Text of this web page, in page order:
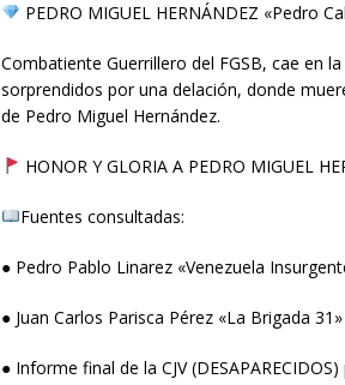
PEDRO MIGUEL HERNÁNDEZ «Pedro
Combatiente Guerrillero del FGSB, cae en
sorprendidos por una delación, donde
de Pedro Miguel Hernández.
HONOR Y GLORIA A PEDRO MIGUEL
Fuentes consultadas:
● Pedro Pablo Linarez «Venezuela
● Juan Carlos Parisca Pérez «La Brigada
● Informe final de la CJV